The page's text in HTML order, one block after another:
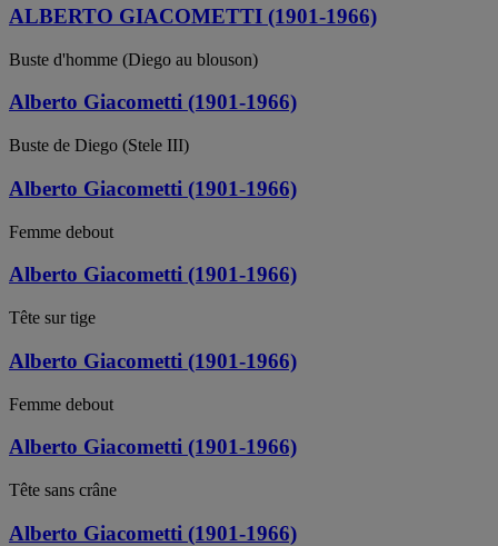
ALBERTO GIACOMETTI (1901-1966)
Buste d'homme (Diego au blouson)
Alberto Giacometti (1901-1966)
Buste de Diego (Stele III)
Alberto Giacometti (1901-1966)
Femme debout
Alberto Giacometti (1901-1966)
Tête sur tige
Alberto Giacometti (1901-1966)
Femme debout
Alberto Giacometti (1901-1966)
Tête sans crâne
Alberto Giacometti (1901-1966)